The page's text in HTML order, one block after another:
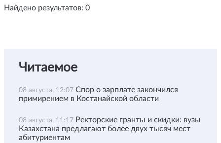
Найдено результатов: 0
Читаемое
08 августа, 12:07 Спор о зарплате закончился
примирением в Костанайской области
08 августа, 11:17 Ректорские гранты и скидки: вузы
Казахстана предлагают более двух тысяч мест
абитуриентам